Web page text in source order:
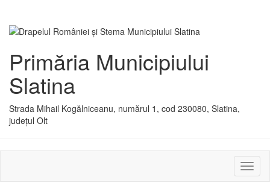
Primăria Municipiului
Slatina
Strada Mihail Kogălniceanu, numărul 1, cod 230080, Slatina,
județul Olt
sau